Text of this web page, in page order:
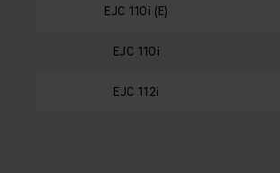
EJC 110i (E)
EJC 110i
EJC 112i